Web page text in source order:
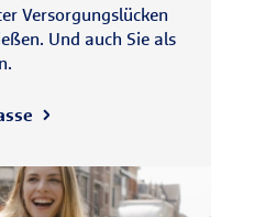
Versorgungslücken
Und auch Sie als